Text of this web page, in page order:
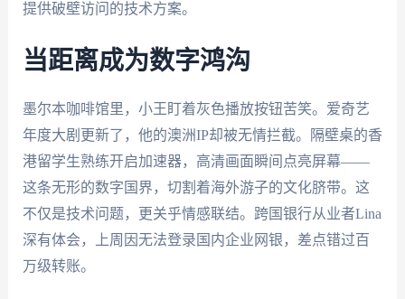
提供破壁访问的技术方案。
当距离成为数字鸿沟
墨尔本咖啡馆里，小王盯着灰色播放按钮苦笑。爱奇艺
年度大剧更新了，他的澳洲IP却被无情拦截。隔壁桌的香
港留学生熟练开启加速器，高清画面瞬间点亮屏幕——
这条无形的数字国界，切割着海外游子的文化脐带。这
不仅是技术问题，更关乎情感联结。跨国银行从业者Lina
深有体会，上周因无法登录国内企业网银，差点错过百
万级转账。